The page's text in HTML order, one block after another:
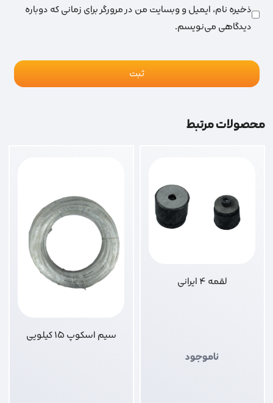
ذخیره نام، ایمیل و وبسایت من در مرورگر برای زمانی که دوباره
دیدگاهی می‌نویسم.
محصولات مرتبط
لقمه 4 ایرانی
ناموجود
سیم اسکوپ 15 کیلویی